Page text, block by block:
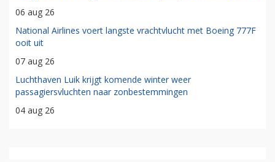
06 aug 26
National Airlines voert langste vrachtvlucht met Boeing 777F
ooit uit
07 aug 26
Luchthaven Luik krijgt komende winter weer
passagiersvluchten naar zonbestemmingen
04 aug 26